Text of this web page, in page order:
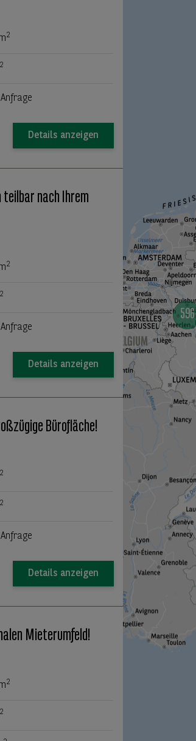
2
2
Details anzeigen
teilbar nach Ihrem
2
2
Details anzeigen
Bürofläche!
2
2
Details anzeigen
Mieterumfeld!
2
2